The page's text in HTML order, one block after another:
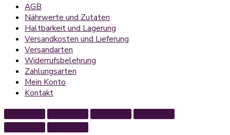
AGB
Nährwerte und Zutaten
Haltbarkeit und Lagerung
Versandkosten und Lieferung
Versandarten
Widerrufsbelehrung
Zahlungsarten
Mein Konto
Kontakt